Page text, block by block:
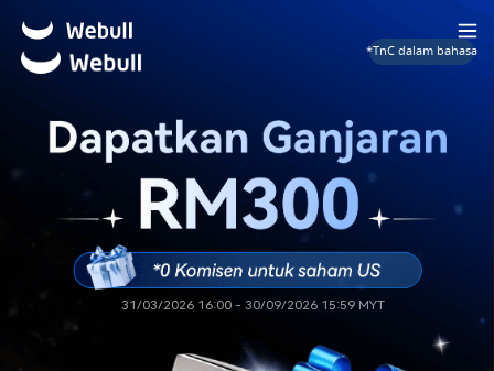
31/03/2026 16:00 - 30/09/2026 15:59 MYT
*TnC dalam bahasa